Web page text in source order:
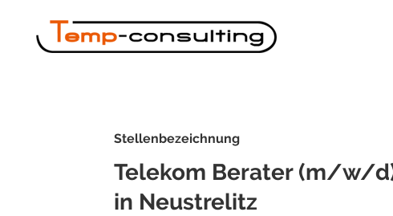
Stellenbezeichnung
Telekom Berater (m/w/
in Neustrelitz